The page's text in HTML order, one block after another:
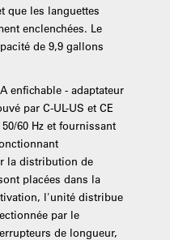
que les languettes
enclenchées. Le
de 9,9 gallons
enfichable - adaptateur
par C-UL-US et CE
60 Hz et fournissant
la distribution de
placées dans la
l'unité distribue
par le
de longueur,